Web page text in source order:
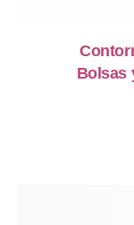
Bolsas